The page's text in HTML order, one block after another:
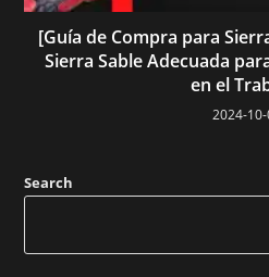
[Guía de Compra para
Sierra Sable Adecuada
en el
2024-
Search